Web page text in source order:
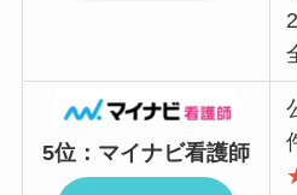
5位：マイナビ看護師